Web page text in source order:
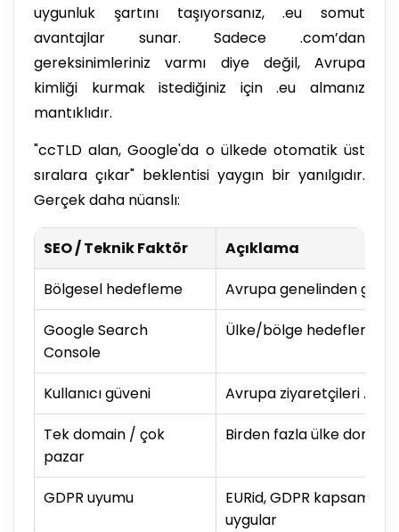
uygunluk şartını taşıyorsanız, .eu somut
avantajlar sunar. Sadece .com’dan
gereksinimleriniz varmı diye değil, Avrupa
kimliği kurmak istediğiniz için .eu almanız
mantıklıdır.
"ccTLD alan, Google'da o ülkede otomatik üst
sıralara çıkar" beklentisi yaygın bir yanılgıdır.
Gerçek daha nüanslı:
SEO / Teknik Faktör
Açıklama
Bölgesel hedefleme
Avrupa genelinden
Google Search
Console
Ülke/bölge hedefleme
Kullanıcı güveni
Avrupa ziyaretçileri
Tek domain / çok
pazar
Birden fazla ülke
GDPR uyumu
EURid, GDPR
uygular